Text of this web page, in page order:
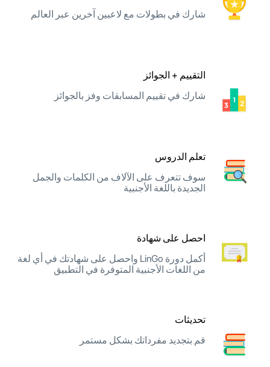
شارك في بطولات مع لاعبين آخرين عبر العالم
التقييم + الجوائز
شارك في تقييم المسابقات وفز بالجوائز
تعلم الدروس
سوف تتعرف على الآلاف من الكلمات والجمل
الجديدة باللغة الأجنبية
احصل على شهادة
أكمل دورة LinGo واحصل على شهادتك في أي لغة
من اللغات الأجنبية المتوفرة في التطبيق
تحديثات
قم بتجديد مفرداتك بشكل مستمر